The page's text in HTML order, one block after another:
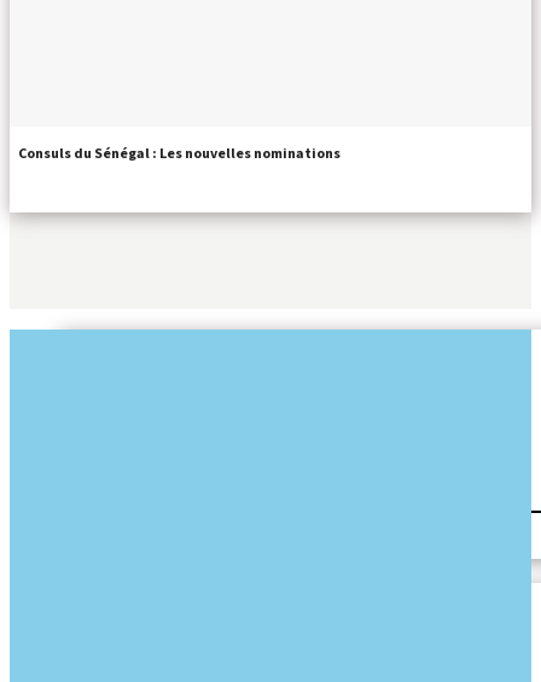
Consuls du Sénégal : Les nouvelles nominations